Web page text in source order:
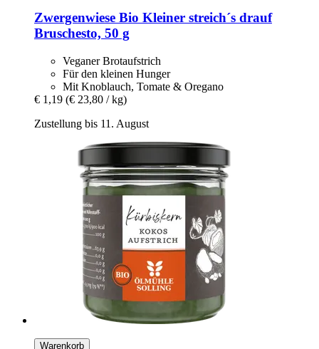
Zwergenwiese Bio Kleiner streich´s drauf
Bruschesto, 50 g
Veganer Brotaufstrich
Für den kleinen Hunger
Mit Knoblauch, Tomate & Oregano
€ 1,19 (€ 23,80 / kg)
Zustellung bis 11. August
Warenkorb